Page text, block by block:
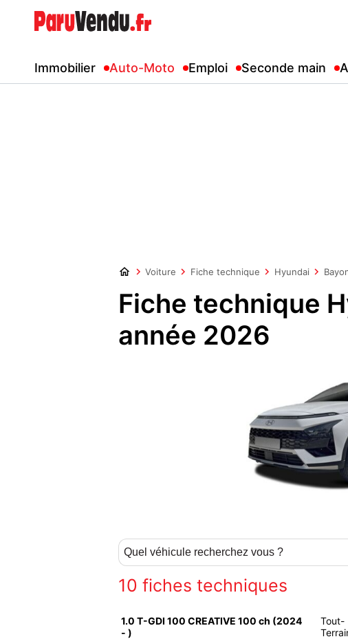
Immobilier Auto-Moto Emploi Seconde main
Voiture Fiche technique Hyundai
Fiche technique
année 2026
10 fiches techniques
1.0 T-GDI 100 CREATIVE 100 ch (2024
- )
Tout-